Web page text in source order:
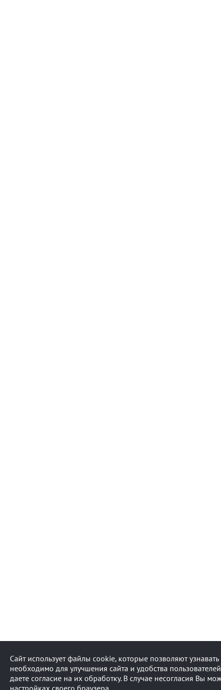
Сайт использует файлы cookie, которые позволяют
необходимо для улучшения сайта и удобства
даете согласие на их обработку. В случае несогласия Вы
настройках своего браузера.